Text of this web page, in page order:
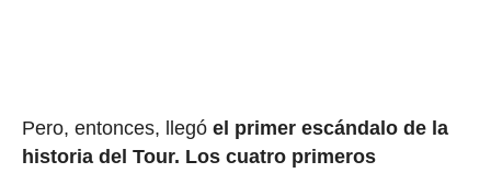
Pero, entonces, llegó el primer escándalo de la
historia del Tour. Los cuatro primeros